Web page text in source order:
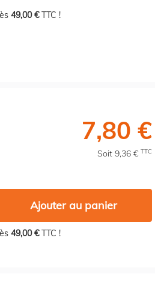
49,00 €TTC !
7,80 €
Soit 9,36 € TTC
Ajouter au panier
49,00 €TTC !